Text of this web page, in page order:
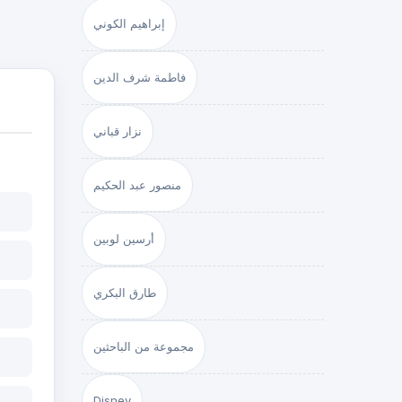
إبراهيم الكوني
فاطمة شرف الدين
نزار قباني
منصور عبد الحكيم
أرسين لوبين
طارق البكري
مجموعة من الباحثين